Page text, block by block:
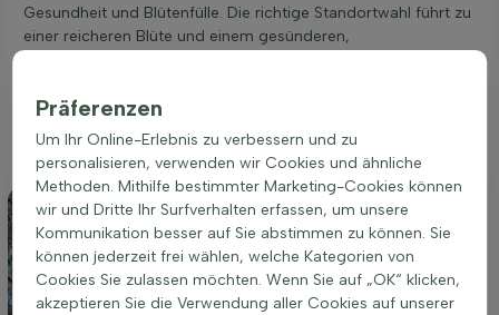
Gesundheit und Blütenfülle. Die richtige Standortwahl führt zu
einer reicheren Blüte und einem gesünderen,
Gruppen, als Solitär oder in einer Rabatte. Ein optimaler
Standort ist entscheidend für das Wachstum und die Blüte
dieser Pflanze.
Präferenzen
Um Ihr Online-Erlebnis zu verbessern und zu
personalisieren, verwenden wir Cookies und ähnliche
Methoden. Mithilfe bestimmter Marketing-Cookies können
wir und Dritte Ihr Surfverhalten erfassen, um unsere
Kommunikation besser auf Sie abstimmen zu können. Sie
können jederzeit frei wählen, welche Kategorien von
Cookies Sie zulassen möchten. Wenn Sie auf „OK“ klicken,
akzeptieren Sie die Verwendung aller Cookies auf unserer